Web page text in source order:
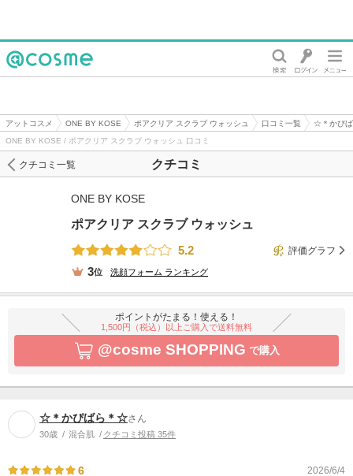
アットコスメ ONE BY KOSE ポアクリア スクラブ ウォッシュ 口コミ一覧
☆＊かぴ
ONE BY KOSE / ポアクリア スクラブ ウォッシュ 口コミ
クチコミ
クチコミ一覧
ONE BY KOSE
ポアクリア スクラブ ウォッシュ
5.2
評価グラフ
3位 洗顔フォーム ランキング
ポイントがたまる！使える！
1,500円（税込）以上ご購入で送料無料
@cosme SHOPPING で購入
☆＊かぴばら＊☆さん
30歳 混合肌 クチコミ投稿 35件
6 2026/6/4